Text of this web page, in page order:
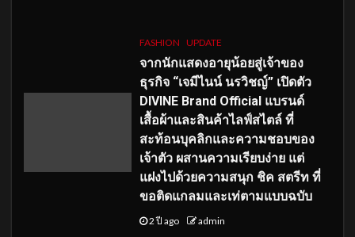
FASHION UPDATE
จากนักแสดงอายุน้อยสู่เจ้าของ
ธุรกิจ “เจมีไนน์ นรวิชญ์” เปิดตัว
DIVINE Brand Official แบรนด์
เสื้อผ้าและสินค้าไลฟ์สไตล์ ที่
สะท้อนบุคลิกและความชอบของ
เจ้าตัว ผสานความเรียบง่าย แต่
แฝงไปด้วยความสนุก ชิค สตรีท ที่
ขอติดแกลมและเท่ตามแบบฉบับ
2 ปี ago admin